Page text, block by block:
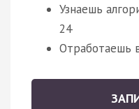
Узнаешь
24
Отработаешь